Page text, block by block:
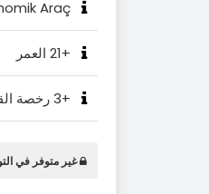
Araç
+21 العمر
+3 رخصة القيادة السنوية
غير متوفر في